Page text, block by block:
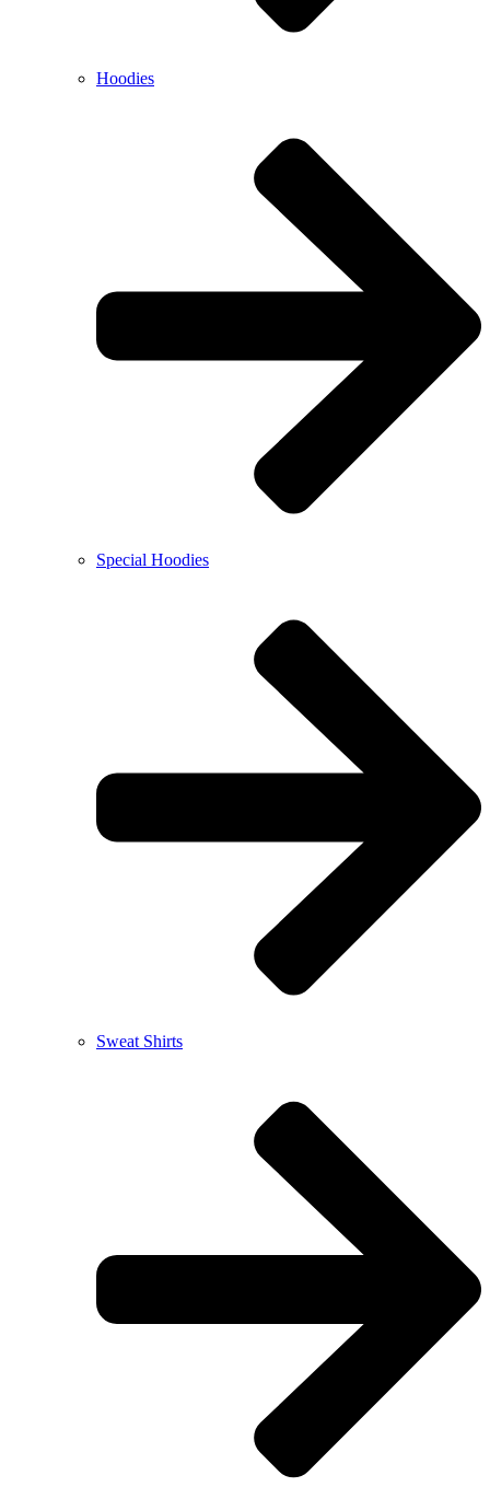
Hoodies
Special Hoodies
Sweat Shirts